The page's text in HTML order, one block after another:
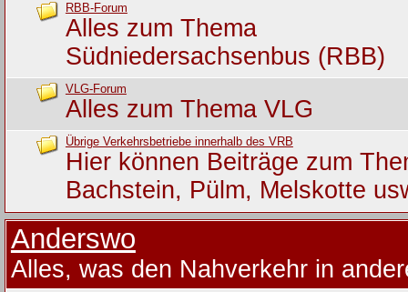
RBB-Forum
Alles zum Thema
Südniedersachsenbus (RBB)
VLG-Forum
Alles zum Thema VLG
Übrige Verkehrsbetriebe innerhalb des VRB
Hier können Beiträge zum
Bachstein, Pülm, Melskotte
Anderswo
Alles, was den Nahverkehr in